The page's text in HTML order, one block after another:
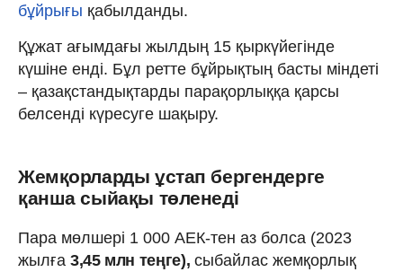
бұйрығы қабылданды.
Құжат ағымдағы жылдың 15 қыркүйегінде
күшіне енді. Бұл ретте бұйрықтың басты міндеті
– қазақстандықтарды парақорлыққа қарсы
белсенді күресуге шақыру.
Жемқорларды ұстап бергендерге
қанша сыйақы төленеді
Пара мөлшері 1 000 АЕК-тен аз болса (2023
жылға 3,45 млн теңге), сыбайлас жемқорлық